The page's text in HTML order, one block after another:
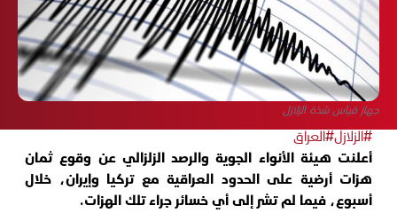
جهاز قياس شدّة الزلازل
#الزلازل#العراق
أعلنت هيئة الأنواء الجوية والرصد الزلزالي عن وقوع ثمان
هزات أرضية على الحدود العراقية مع تركيا وإيران، خلال
أسبوع، فيما لم تشر إلى أي خسائر جراء تلك الهزات.